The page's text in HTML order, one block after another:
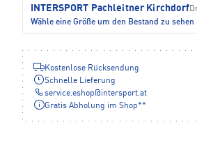
INTERSPORT Pachleitner Kirchdorf
Wähle eine Größe um den Bestand zu sehen
Kostenlose Rücksendung
Schnelle Lieferung
service.eshop@intersport.at
Gratis Abholung im Shop**